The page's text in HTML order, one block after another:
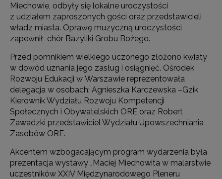
Miechowie, odbyły się lokalne uroczystości
z udziałem zaproszonych gości oraz przedstawicieli
władz miasta. Oprawę muzyczną uroczystości
zapewnił chór Bazyliki Grobu Bożego.
Przed pomnikiem wielkiego uczonego złożono kwiaty
w dowód uznania jego zasług i osiągnięć. Ośrodek
Rozwoju Edukacji w Warszawie reprezentowała
delegacja w osobach: Agnieszka Karczewska –Gzik
Kierownik Wydziału Rozwoju Kompetencji
Społecznych i Obywatelskich ORE oraz Robert
Zawadzki przedstawiciel Wydziału Upowszechniania
Zasobów ORE.
Akcentem wzbogacającym program wydarzenia była
prezentacja wystawy „Maciej Miechowita w malarstwie
uczestników XXIV Międzynarodowego Pleneru